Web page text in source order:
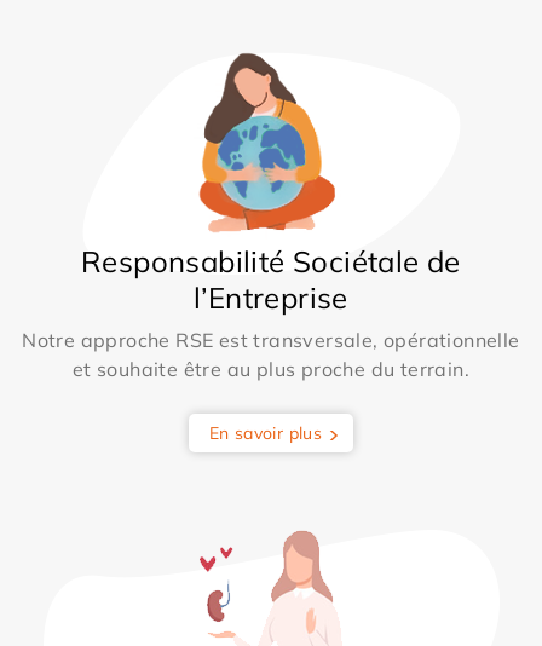
Responsabilité Sociétale de
l’Entreprise
Notre approche RSE est transversale, opérationnelle
et souhaite être au plus proche du terrain.
En savoir plus